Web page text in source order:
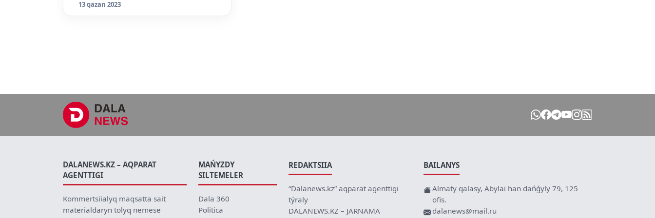
13 qazan 2023
DALANEWS.KZ – AQPARAT
AGENTTIGI
Kommertsiialyq maqsatta sait
materialdaryn tolyq nemese
MAŃYZDY
SILTEMELER
Dala 360
Politica
REDAKTSIIA
“Dalanews.kz” aqparat agenttigi
týraly
DALANEWS.KZ – JARNAMA
BAILANYS
Almaty qalasy, Abylai han dańǵyly 79, 125
ofis.
dalanews@mail.ru